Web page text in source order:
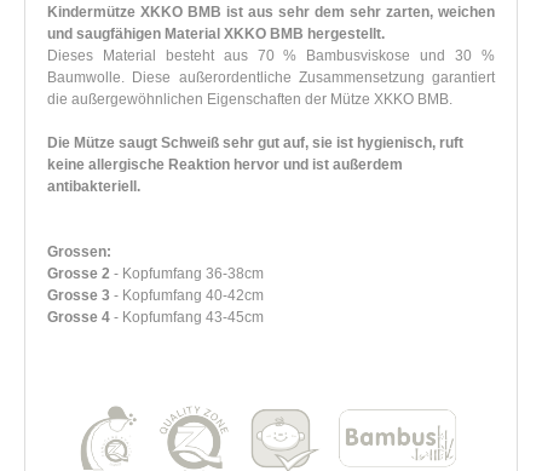
Kindermütze XKKO BMB ist aus sehr dem sehr zarten, weichen
und saugfähigen Material XKKO BMB hergestellt.
Dieses Material besteht aus 70 % Bambusviskose und 30 %
Baumwolle. Diese außerordentliche Zusammensetzung garantiert
die außergewöhnlichen Eigenschaften der Mütze XKKO BMB.
Die Mütze saugt Schweiß sehr gut auf, sie ist hygienisch, ruft
keine allergische Reaktion hervor und ist außerdem
antibakteriell.
Grossen:
Grosse 2 - Kopfumfang 36-38cm
Grosse 3 - Kopfumfang 40-42cm
Grosse 4 - Kopfumfang 43-45cm